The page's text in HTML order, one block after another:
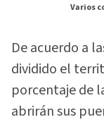
Varios
De acuerdo a
dividido el
porcentaje de
abrirán sus